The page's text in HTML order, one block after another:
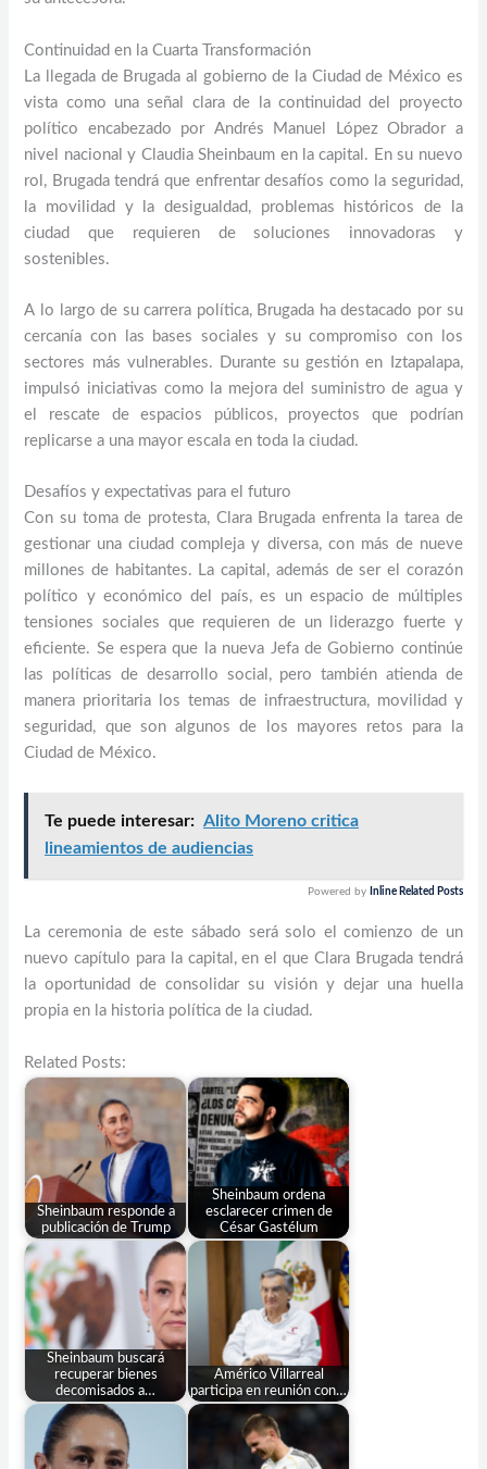
Continuidad en la Cuarta Transformación
La llegada de Brugada al gobierno de la Ciudad de México es
vista como una señal clara de la continuidad del proyecto
político encabezado por Andrés Manuel López Obrador a
nivel nacional y Claudia Sheinbaum en la capital. En su nuevo
rol, Brugada tendrá que enfrentar desafíos como la seguridad,
la movilidad y la desigualdad, problemas históricos de la
ciudad que requieren de soluciones innovadoras y
sostenibles.
A lo largo de su carrera política, Brugada ha destacado por su
cercanía con las bases sociales y su compromiso con los
sectores más vulnerables. Durante su gestión en Iztapalapa,
impulsó iniciativas como la mejora del suministro de agua y
el rescate de espacios públicos, proyectos que podrían
replicarse a una mayor escala en toda la ciudad.
Desafíos y expectativas para el futuro
Con su toma de protesta, Clara Brugada enfrenta la tarea de
gestionar una ciudad compleja y diversa, con más de nueve
millones de habitantes. La capital, además de ser el corazón
político y económico del país, es un espacio de múltiples
tensiones sociales que requieren de un liderazgo fuerte y
eficiente. Se espera que la nueva Jefa de Gobierno continúe
las políticas de desarrollo social, pero también atienda de
manera prioritaria los temas de infraestructura, movilidad y
seguridad, que son algunos de los mayores retos para la
Ciudad de México.
Te puede interesar: Alito Moreno critica
lineamientos de audiencias
Powered by Inline Related Posts
La ceremonia de este sábado será solo el comienzo de un
nuevo capítulo para la capital, en el que Clara Brugada tendrá
la oportunidad de consolidar su visión y dejar una huella
propia en la historia política de la ciudad.
Related Posts:
Sheinbaum responde a
publicación de Trump
Sheinbaum ordena
esclarecer crimen de
César Gastélum
Sheinbaum buscará
recuperar bienes
decomisados a…
Américo Villarreal
participa en reunión con…